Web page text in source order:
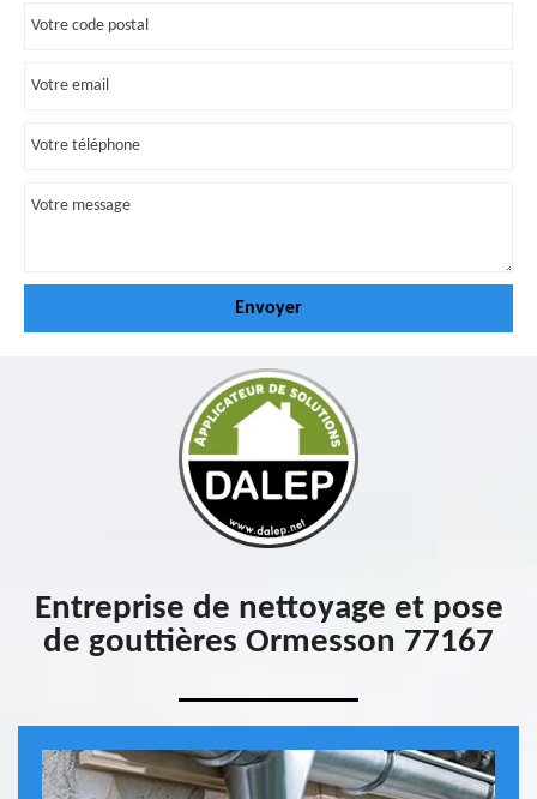
Entreprise de nettoyage et pose
de gouttières Ormesson 77167